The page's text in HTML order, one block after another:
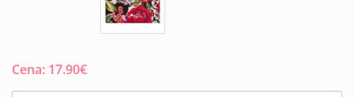
Cena: 17.90€